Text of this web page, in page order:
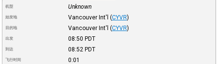
机型 Unknown
始发地 Vancouver Int'l (CYVR)
目的地 Vancouver Int'l (CYVR)
出发 08:50 PDT
到达 08:52 PDT
飞行时间 0:01